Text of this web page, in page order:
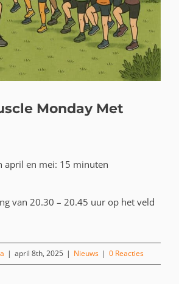
Monday Met
april en mei: 15 minuten
van 20.30 – 20.45 uur op het veld
| april 8th, 2025 | Nieuws | 0 Reacties